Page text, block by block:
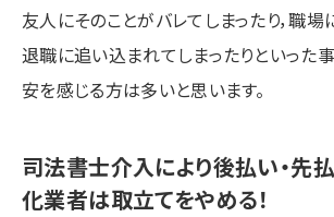
友人にそのことがバレてしまったり，職
退職に追い込まれてしまったりといった
安を感じる方は多いと思います。
司法書士介入により後払い・先
化業者は取立てをやめる！